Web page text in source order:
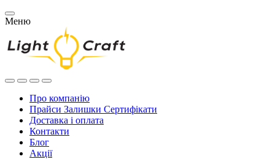
Меню
Про компанію
Прайси Залишки Сертифікати
Доставка і оплата
Контакти
Блог
Акції